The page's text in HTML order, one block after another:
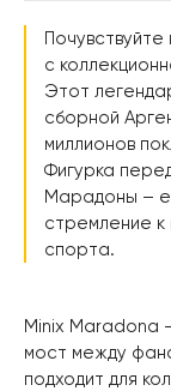
с
Этот
сборной
миллионов
Фигурка
Марадоны –
стремление к
спорта.
Minix Maradona
мост между
подходит для